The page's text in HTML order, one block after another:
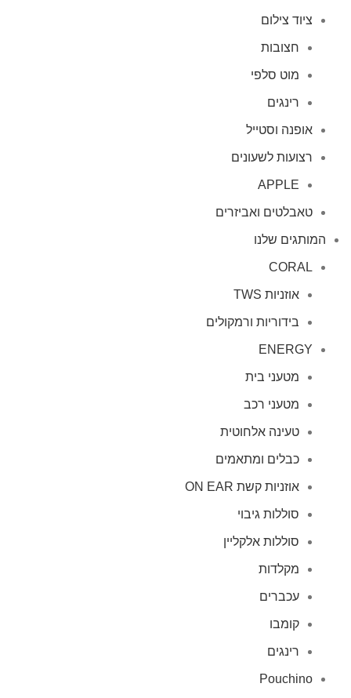
ציוד צילום
חצובות
מוט סלפי
רינגים
אופנה וסטייל
רצועות לשעונים
APPLE
טאבלטים ואביזרים
המותגים שלנו
CORAL
אוזניות TWS
בידוריות ורמקולים
ENERGY
מטעני בית
מטעני רכב
טעינה אלחוטית
כבלים ומתאמים
אוזניות קשת ON EAR
סוללות גיבוי
סוללות אלקליין
מקלדות
עכברים
קומבו
רינגים
Pouchino